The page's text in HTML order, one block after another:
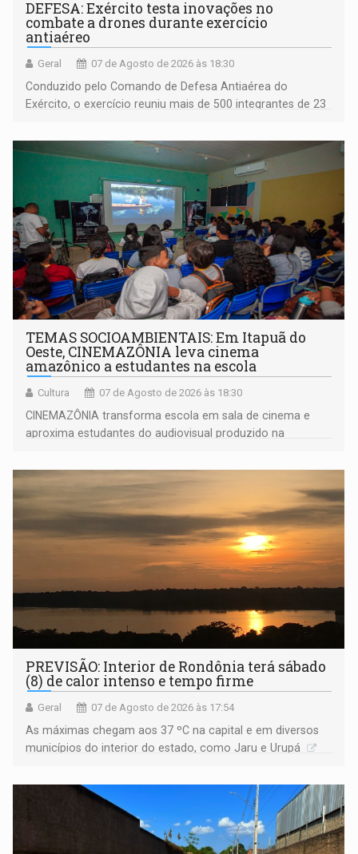
DEFESA: Exército testa inovações no
combate a drones durante exercício
antiaéreo
Geral 07 de Agosto de 2026 às 18:30
Conduzido pelo Comando de Defesa Antiaérea do
Exército, o exercício reuniu mais de 500 integrantes de 23
TEMAS SOCIOAMBIENTAIS: Em Itapuã do
Oeste, CINEMAZÔNIA leva cinema
amazônico a estudantes na escola
Cultura 07 de Agosto de 2026 às 18:30
CINEMAZÔNIA transforma escola em sala de cinema e
aproxima estudantes do audiovisual produzido na
PREVISÃO: Interior de Rondônia terá sábado
(8) de calor intenso e tempo firme
Geral 07 de Agosto de 2026 às 17:54
As máximas chegam aos 37 ºC na capital e em diversos
municípios do interior do estado, como Jaru e Urupá